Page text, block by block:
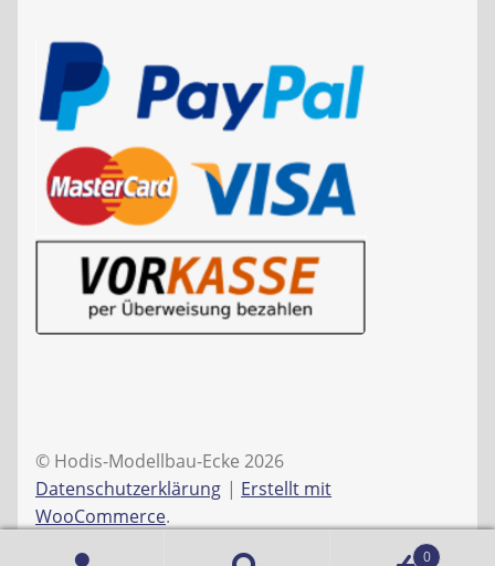
© Hodis-Modellbau-Ecke 2026
Datenschutzerklärung
Erstellt mit
WooCommerce.
0